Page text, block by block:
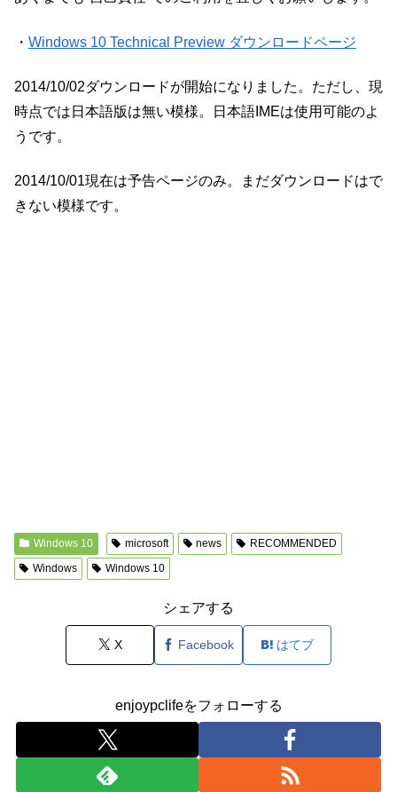
・ Windows 10 Technical Preview ダウンロードページ
2014/10/02ダウンロードが開始になりました。ただし、現
時点では日本語版は無い模様。日本語IMEは使用可能のよ
うです。
2014/10/01現在は予告ページのみ。まだダウンロードはで
きない模様です。
Windows 10 microsoft news
RECOMMENDED
Windows
Windows 10
シェアする
X Facebook はてブ
enjoypclifeをフォローする